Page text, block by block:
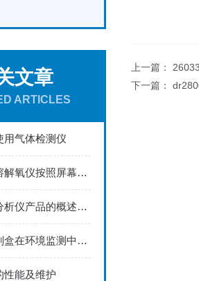
文章
ARTICLES
用气体检测仪
使用在线溶解氧仪按照屏幕上提示操作
氨氮在线分析仪产品的概述及性能
硝酸盐试剂盒在环境监测中的应用
性能及维护
上一篇：
下一篇：